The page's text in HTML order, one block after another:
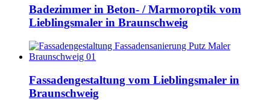
Badezimmer in Beton- / Marmoroptik vom
Lieblingsmaler in Braunschweig
Fassadengestaltung vom Lieblingsmaler in
Braunschweig